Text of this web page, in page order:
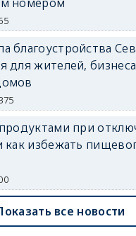
благоустройства
для жителей,
при
как избежать
все новости